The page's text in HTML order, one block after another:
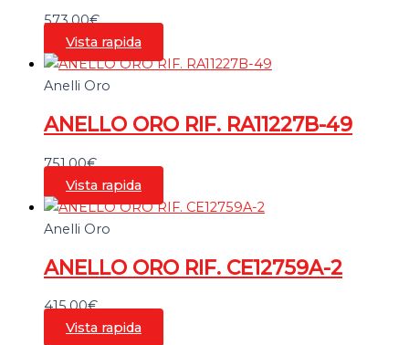
573,00€
Vista rapida
Anelli Oro
ANELLO ORO RIF. RA11227B-49
751,00€
Vista rapida
Anelli Oro
ANELLO ORO RIF. CE12759A-2
415,00€
Vista rapida